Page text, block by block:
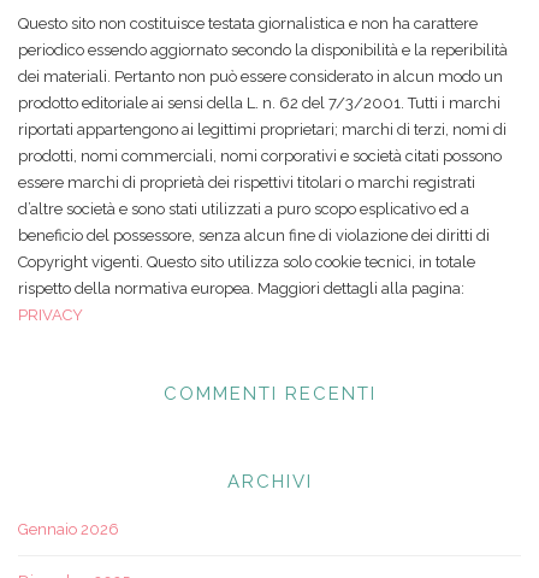
Questo sito non costituisce testata giornalistica e non ha carattere
periodico essendo aggiornato secondo la disponibilità e la reperibilità
dei materiali. Pertanto non può essere considerato in alcun modo un
prodotto editoriale ai sensi della L. n. 62 del 7/3/2001. Tutti i marchi
riportati appartengono ai legittimi proprietari; marchi di terzi, nomi di
prodotti, nomi commerciali, nomi corporativi e società citati possono
essere marchi di proprietà dei rispettivi titolari o marchi registrati
d’altre società e sono stati utilizzati a puro scopo esplicativo ed a
beneficio del possessore, senza alcun fine di violazione dei diritti di
Copyright vigenti. Questo sito utilizza solo cookie tecnici, in totale
rispetto della normativa europea. Maggiori dettagli alla pagina:
PRIVACY
COMMENTI RECENTI
ARCHIVI
Gennaio 2026